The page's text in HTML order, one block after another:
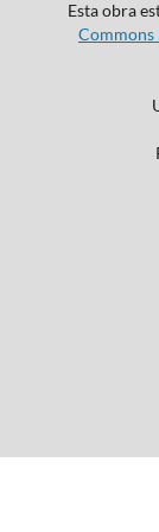
Esta obra
Commons